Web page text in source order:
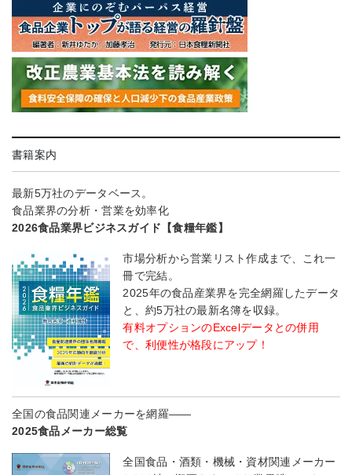
書籍案内
最新5万社のデータベース。
食品業界の分析・営業を効率化
2026食品業界ビジネスガイド【食糧年鑑】
市場分析から営業リスト作成まで、これ一
冊で完結。
2025年の食品産業界を完全網羅したデータ
と、約5万社の最新名簿を収録。
有料オプションのExcelデータとの併用
で、利便性が格段にアップ！
全国の食品関連メーカーを網羅――
2025食品メーカー総覧
全国食品・酒類・機械・資材関連メーカー